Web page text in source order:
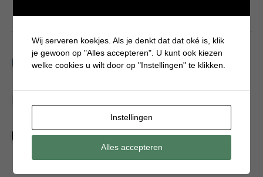
Simpele DIY: Maak een geurroos van watten
Kerstengel maken van een houten wasknijper
Sneeuwpopkrans maken om bij de voordeur te hangen
Wij serveren koekjes. Als je denkt dat dat oké is, klik
je gewoon op "Alles accepteren". U kunt ook kiezen
welke cookies u wilt door op "Instellingen" te klikken.
Instellingen
Alles accepteren